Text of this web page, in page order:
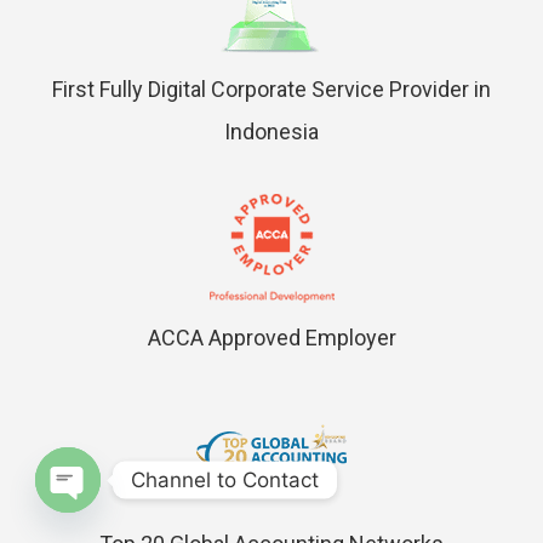
First Fully Digital Corporate Service Provider in
Indonesia
ACCA Approved Employer
Channel to Contact